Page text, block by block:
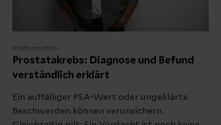
Krebsmedizin
Prostatakrebs: Diagnose und Befund
verständlich erklärt
Ein auffälliger PSA-Wert oder ungeklärte
Beschwerden können verunsichern.